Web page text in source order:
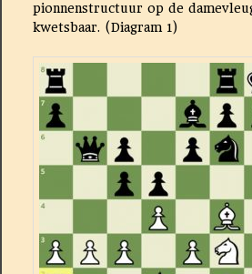
pionnenstructuur op de
kwetsbaar. (Diagram 1)